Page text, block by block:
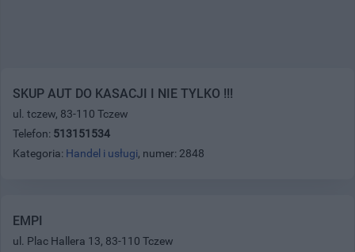
SKUP AUT DO KASACJI I NIE TYLKO !!!
ul. tczew, 83-110 Tczew
Telefon: 513151534
Kategoria: Handel i usługi, numer: 2848
EMPI
ul. Plac Hallera 13, 83-110 Tczew